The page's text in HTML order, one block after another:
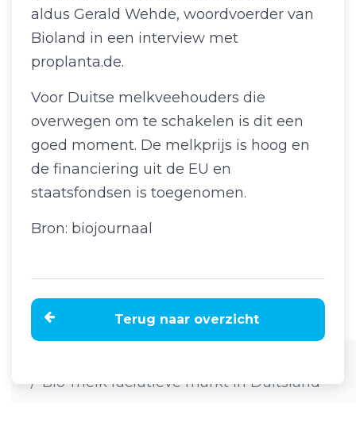
Bio-melk lucratieve markt in Duitsland
aldus Gerald Wehde, woordvoerder van
Bioland in een interview met
proplanta.de.
Voor Duitse melkveehouders die
overwegen om te schakelen is dit een
goed moment. De melkprijs is hoog en
de financiering uit de EU en
staatsfondsen is toegenomen.
Bron: biojournaal
Terug naar overzicht